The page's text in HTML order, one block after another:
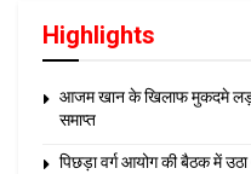
Highlights
आजम खान के खिलाफ मुकदमे लड़
समाप्त
पिछड़ा वर्ग आयोग की बैठक में उठा